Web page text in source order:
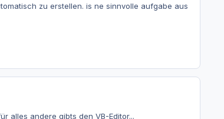
zu erstellen. is ne sinnvolle aufgabe aus
alles andere gibts den VB-Editor...